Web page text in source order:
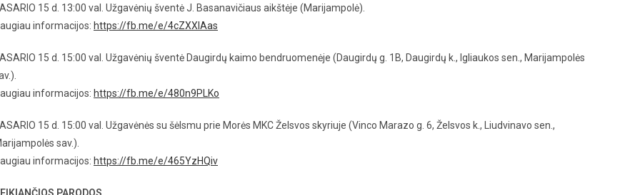
15 d. 13:00 val. Užgavėnių šventė J. Basanavičiaus aikštėje (Marijampolė).
informacijos: https://fb.me/e/4cZXXlAas
15 d. 15:00 val. Užgavėnių šventė Daugirdų kaimo bendruomenėje (Daugirdų g. 1B, Daugirdų k., Igliaukos sen., Marijampolės
informacijos: https://fb.me/e/480n9PLKo
15 d. 15:00 val. Užgavėnės su šėlsmu prie Morės MKC Želsvos skyriuje (Vinco Marazo g. 6, Želsvos k., Liudvinavo sen.,
sav.).
informacijos: https://fb.me/e/465YzHQiv